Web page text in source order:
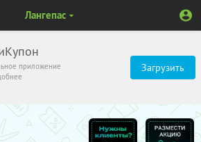
приложение
Загрузить
Лангепас